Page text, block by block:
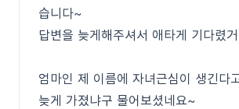
습니다~
답변을 늦게해주셔서 애타게 기다렸
엄마인 제 이름에 자녀근심이 생긴다
늦게 가졌냐구 물어보셨네요~